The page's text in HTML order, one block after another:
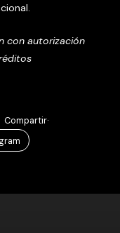
con autorización
Compartir·